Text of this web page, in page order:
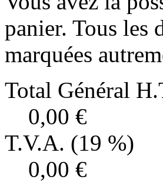
panier. Tous les
marquées
Total Général
0,00 €
T.V.A. (19 %)
0,00 €